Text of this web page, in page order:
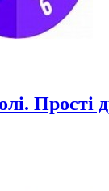
Прості